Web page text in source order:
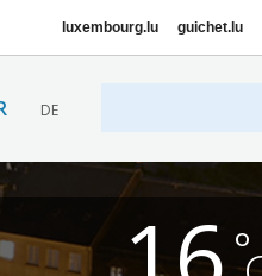
luxembourg.lu guichet.lu
DE